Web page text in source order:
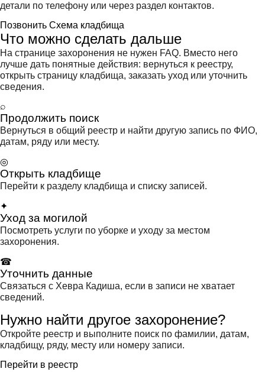
детали по телефону или через раздел контактов.
Позвонить Схема кладбища
Что можно сделать дальше
На странице захоронения не нужен FAQ. Вместо него
лучше дать понятные действия: вернуться к реестру,
открыть страницу кладбища, заказать уход или уточнить
сведения.
⌕
Продолжить поиск
Вернуться в общий реестр и найти другую запись по ФИО,
датам, ряду или месту.
◎
Открыть кладбище
Перейти к разделу кладбища и списку записей.
✦
Уход за могилой
Посмотреть услуги по уборке и уходу за местом
захоронения.
☎
Уточнить данные
Связаться с Хевра Кадиша, если в записи не хватает
сведений.
Нужно найти другое захоронение?
Откройте реестр и выполните поиск по фамилии, датам,
кладбищу, ряду, месту или номеру записи.
Перейти в реестр